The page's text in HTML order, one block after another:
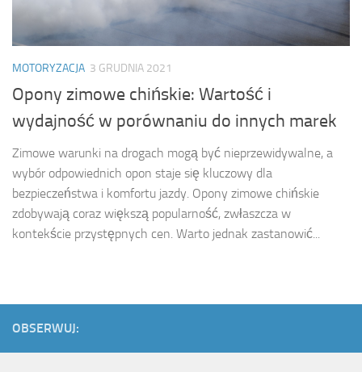
MOTORYZACJA 3 GRUDNIA 2021
Opony zimowe chińskie: Wartość i
wydajność w porównaniu do innych marek
Zimowe warunki na drogach mogą być nieprzewidywalne, a
wybór odpowiednich opon staje się kluczowy dla
bezpieczeństwa i komfortu jazdy. Opony zimowe chińskie
zdobywają coraz większą popularność, zwłaszcza w
kontekście przystępnych cen. Warto jednak zastanowić...
OBSERWUJ: